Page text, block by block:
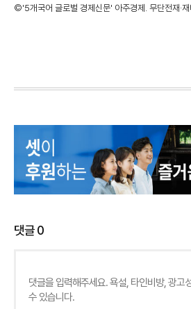
©'5개국어 글로벌 경제신문' 아주경제. 무단전재·재
댓글0